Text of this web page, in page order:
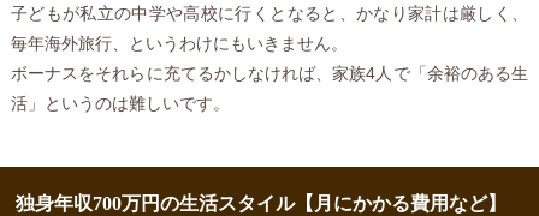
子どもが私立の中学や高校に行くとなると、かなり家計は厳しく、
毎年海外旅行、というわけにもいきません。
ボーナスをそれらに充てるかしなければ、家族4人で「余裕のある生
活」というのは難しいです。
独身年収700万円の生活スタイル【月にかかる費用など】